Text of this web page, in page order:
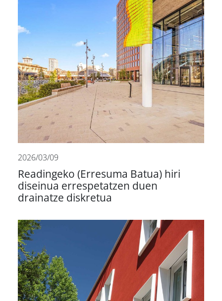
2026/03/09
Readingeko (Erresuma Batua) hiri
diseinua errespetatzen duen
drainatze diskretua